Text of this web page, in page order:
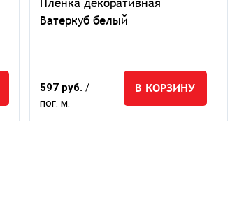
Пленка декоративная
Ватеркуб белый
597 руб. /
пог. м.
В КОРЗИНУ